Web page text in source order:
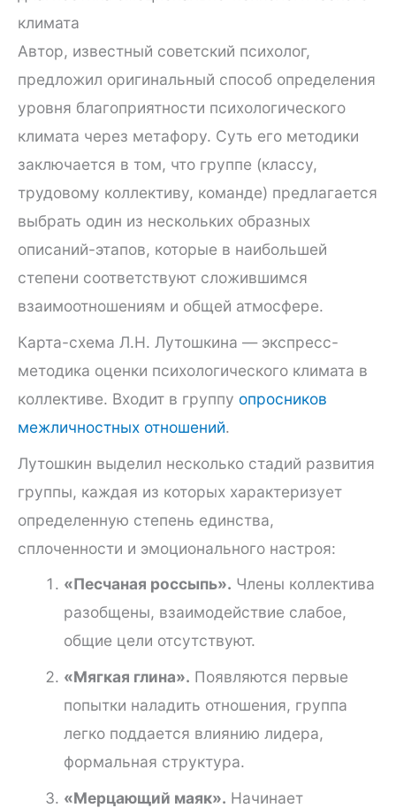
климата
Автор, известный советский психолог,
предложил оригинальный способ определения
уровня благоприятности психологического
климата через метафору. Суть его методики
заключается в том, что группе (классу,
трудовому коллективу, команде) предлагается
выбрать один из нескольких образных
описаний-этапов, которые в наибольшей
степени соответствуют сложившимся
взаимоотношениям и общей атмосфере.
Карта-схема Л.Н. Лутошкина — экспресс-
методика оценки психологического климата в
коллективе. Входит в группу опросников
межличностных отношений.
Лутошкин выделил несколько стадий развития
группы, каждая из которых характеризует
определенную степень единства,
сплоченности и эмоционального настроя:
«Песчаная россыпь». Члены коллектива
разобщены, взаимодействие слабое,
общие цели отсутствуют.
«Мягкая глина». Появляются первые
попытки наладить отношения, группа
легко поддается влиянию лидера,
формальная структура.
«Мерцающий маяк». Начинает